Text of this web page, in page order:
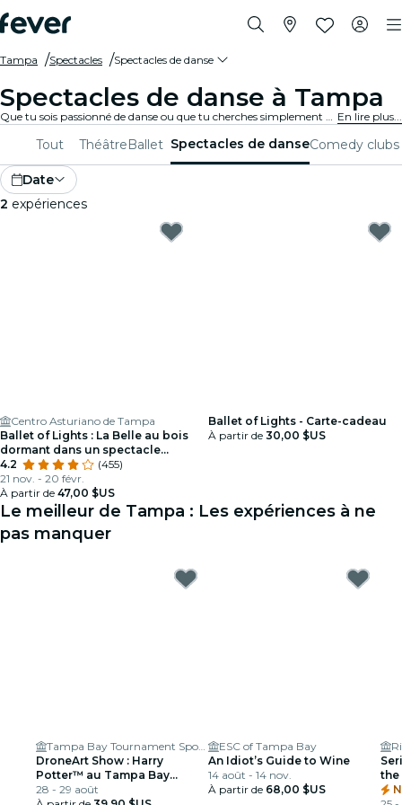
Tampa Spectacles Spectacles de danse
Spectacles de danse à Tampa
Que tu sois passionné de danse ou que tu cherches simplement à passer une soirée unique, Tampa a quelque chose te proposer. De la danse contemporaine au ballet, en passant par toutes les autres disciplines, tu auras le choix entre un grand nombre de compagnies et de productions En lire plus...
Tout ThéâtreBallet Spectacles de danseComedy clubs
Date
2 expériences
Centro Asturiano de Tampa
Ballet of Lights : La Belle au bois
dormant dans un spectacle
étincelant
4.2
(455)
21 nov. - 20 févr.
À partir de 47,00 $US
Ballet of Lights - Carte-cadeau
À partir de 30,00 $US
Le meilleur de Tampa : Les expériences à ne
pas manquer
Tampa Bay Tournament Sportsplex
DroneArt Show : Harry
Potter™ au Tampa Bay
Tournament Sportsplex
28 - 29 août
ESC of Tampa Bay
An Idiot’s Guide to Wine
14 août - 14 nov.
À partir de 68,00 $US
the